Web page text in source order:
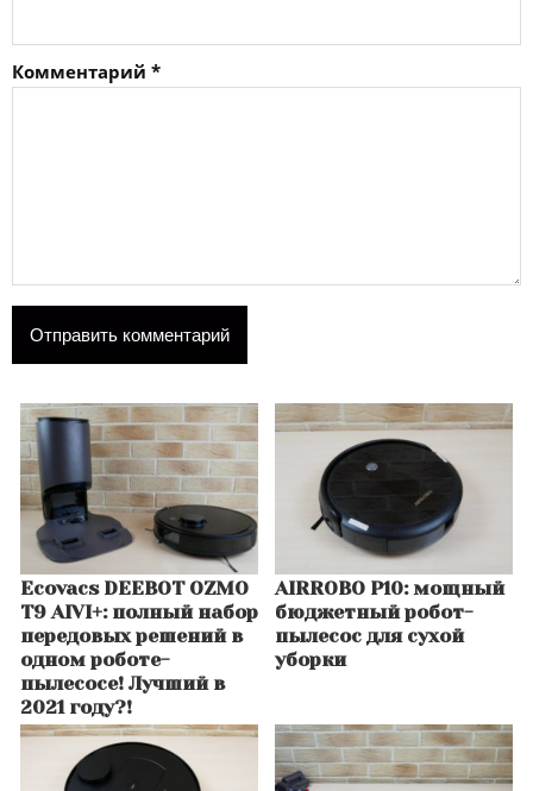
Комментарий *
Ecovacs DEEBOT OZMO
T9 AIVI+: полный набор
передовых решений в
одном роботе-
пылесосе! Лучший в
2021 году?!
AIRROBO P10: мощный
бюджетный робот-
пылесос для сухой
уборки